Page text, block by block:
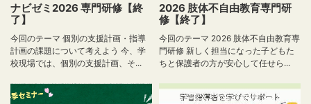
ナビゼミ2026 専門研修【終
了】
今回のテーマ 個別の支援計画・指導
計画の課題について考えよう 今、学
校現場では、個別の支援計画、そ...
2026 肢体不自由教育専門研
修【終了】
今回のテーマ 2026 肢体不自由教育専
門研修 新しく担当になった子どもた
ちと保護者の方が安心して任せら...